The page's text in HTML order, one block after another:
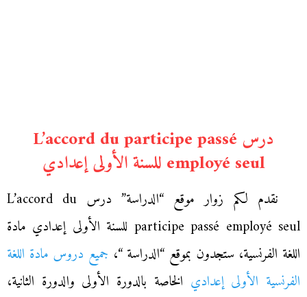
درس L’accord du participe passé
employé seul للسنة الأولى إعدادي
نقدم لكم زوار موقع “الدراسة” درس L’accord du
participe passé employé seul للسنة الأولى إعدادي مادة
اللغة الفرنسية، ستجدون بموقع “الدراسة “، جميع دروس مادة اللغة
الفرنسية الأولى إعدادي الخاصة بالدورة الأولى والدورة الثانية،